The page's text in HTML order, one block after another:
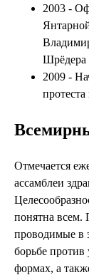
2003 -
Шрёдера
2009 -
Отмечается
ассамблеи
понятна всем.
проводимые в
борьбе против
формах, а